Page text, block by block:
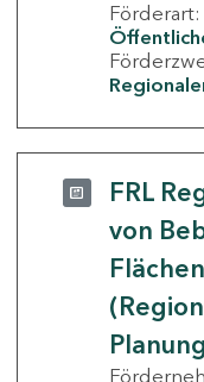
Förderart:
FRL
von